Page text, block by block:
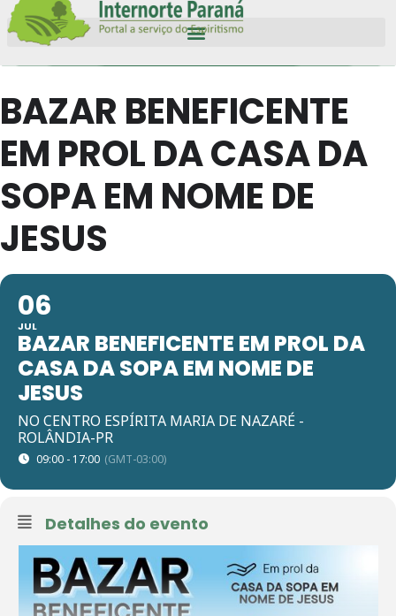
BAZAR BENEFICENTE
EM PROL DA CASA DA
SOPA EM NOME DE
JESUS
06
JUL
BAZAR BENEFICENTE EM PROL DA
CASA DA SOPA EM NOME DE
JESUS
NO CENTRO ESPÍRITA MARIA DE NAZARÉ -
ROLÂNDIA-PR
09:00 - 17:00 (GMT-03:00)
Detalhes do evento